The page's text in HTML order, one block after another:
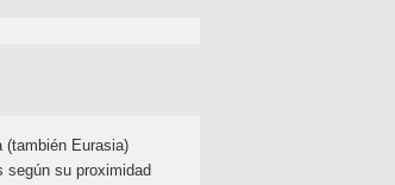
(también Eurasia)
según su proximidad